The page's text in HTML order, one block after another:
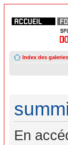
Index des galeries
En